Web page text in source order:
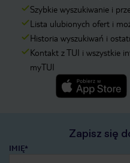
Szybkie wyszukiwanie i
Lista ulubionych ofert i
Historia wyszukiwań i
Kontakt z TUI i wszystkie
myTUI
Zapisz się
IMIĘ*